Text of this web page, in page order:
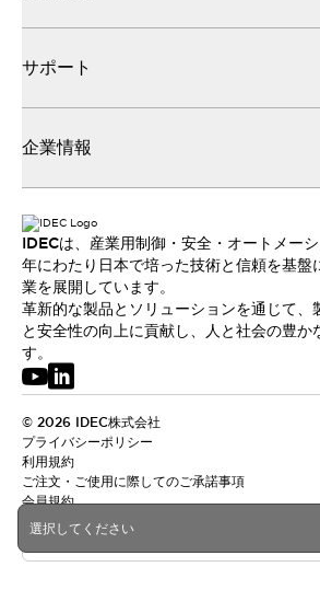
選択してください
サポート
企業情報
IDECは、産業用制御・安全・オートメー
年にわたり日本で培った技術と信頼を基盤
業を展開しています。
革新的な製品とソリューションを通じて、
と安全性の向上に貢献し、人と社会の豊か
す。
© 2026 IDEC株式会社
プライバシーポリシー
利用規約
ご注文・ご使用に際してのご承諾事項
会員規約
日本